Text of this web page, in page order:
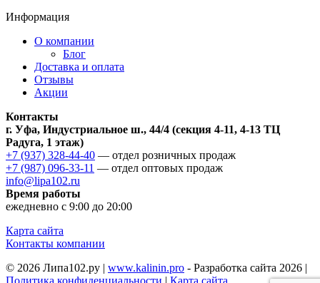
Информация
О компании
Блог
Доставка и оплата
Отзывы
Акции
Контакты
г. Уфа, Индустриальное ш., 44/4 (секция 4-11, 4-13 ТЦ
Радуга, 1 этаж)
+7 (937) 328-44-40 — отдел розничных продаж
+7 (987) 096-33-11 — отдел оптовых продаж
info@lipa102.ru
Время работы
ежедневно с 9:00 до 20:00
Карта сайта
Контакты компании
© 2026 Липа102.ру | www.kalinin.pro - Разработка сайта 2026 |